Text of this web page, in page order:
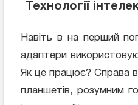
Технології
Навіть в на перший
адаптери
Як це працює? Справа
планшетів, розумним